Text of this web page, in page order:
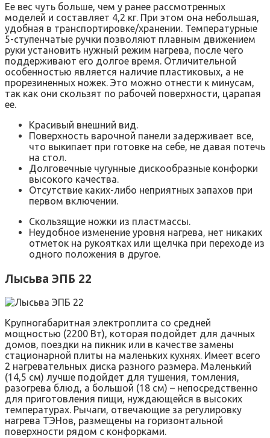
Ее вес чуть больше, чем у ранее рассмотренных
моделей и составляет 4,2 кг. При этом она небольшая,
удобная в транспортировке/хранении. Температурные
5-ступенчатые ручки позволяют плавным движением
руки установить нужный режим нагрева, после чего
поддерживают его долгое время. Отличительной
особенностью является наличие пластиковых, а не
прорезиненных ножек. Это можно отнести к минусам,
так как они скользят по рабочей поверхности, царапая
ее.
Красивый внешний вид.
Поверхность варочной панели задерживает все,
что выкипает при готовке на себе, не давая потечь
на стол.
Долговечные чугунные дискообразные конфорки
высокого качества.
Отсутствие каких-либо неприятных запахов при
первом включении.
Скользящие ножки из пластмассы.
Неудобное изменение уровня нагрева, нет никаких
отметок на рукоятках или щелчка при переходе из
одного положения в другое.
Лысьва ЭПБ 22
Крупногабаритная электроплита со средней
мощностью (2200 Вт), которая подойдет для дачных
домов, поездки на пикник или в качестве замены
стационарной плиты на маленьких кухнях. Имеет всего
2 нагревательных диска разного размера. Маленький
(14,5 см) лучше подойдет для тушения, томления,
разогрева блюд, а большой (18 см) – непосредственно
для приготовления пищи, нуждающейся в высоких
температурах. Рычаги, отвечающие за регулировку
нагрева ТЭНов, размещены на горизонтальной
поверхности рядом с конфорками.